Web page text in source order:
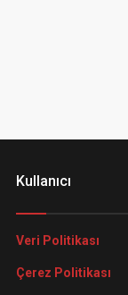
Kullanıcı
Veri Politikası
Çerez Politikası